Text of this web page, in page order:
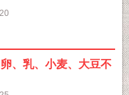
、乳、小麦、大豆不